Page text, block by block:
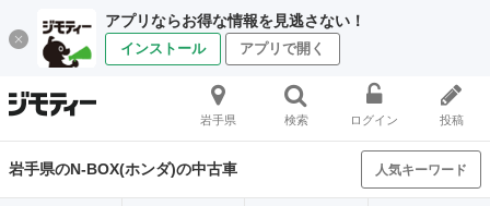
アプリならお得な情報を見逃さない！
インストール アプリで開く
岩手県 検索 ログイン 投稿
岩手県のN-BOX(ホンダ)の中古車 人気キーワード